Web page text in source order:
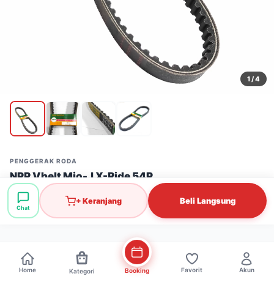
1/ 4
PENGGERAK RODA
NPP Vbelt Mio-J X-Ride 54P
Stok: 8 pcs
Rp63.000
Chat
+ Keranjang Beli Langsung
Home Kategori Booking Favorit Akun